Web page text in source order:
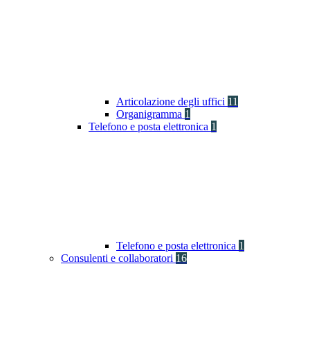
Articolazione degli uffici 11
Organigramma 1
Telefono e posta elettronica 1
Telefono e posta elettronica 1
Consulenti e collaboratori 16